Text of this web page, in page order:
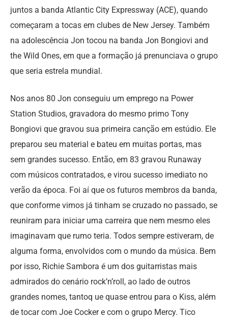
juntos a banda Atlantic City Expressway (ACE), quando
começaram a tocas em clubes de New Jersey. Também
na adolescência Jon tocou na banda Jon Bongiovi and
the Wild Ones, em que a formação já prenunciava o grupo
que seria estrela mundial.
Nos anos 80 Jon conseguiu um emprego na Power
Station Studios, gravadora do mesmo primo Tony
Bongiovi que gravou sua primeira canção em estúdio. Ele
preparou seu material e bateu em muitas portas, mas
sem grandes sucesso. Então, em 83 gravou Runaway
com músicos contratados, e virou sucesso imediato no
verão da época. Foi aí que os futuros membros da banda,
que conforme vimos já tinham se cruzado no passado, se
reuniram para iniciar uma carreira que nem mesmo eles
imaginavam que rumo teria. Todos sempre estiveram, de
alguma forma, envolvidos com o mundo da música. Bem
por isso, Richie Sambora é um dos guitarristas mais
admirados do cenário rock’n’roll, ao lado de outros
grandes nomes, tantoq ue quase entrou para o Kiss, além
de tocar com Joe Cocker e com o grupo Mercy. Tico